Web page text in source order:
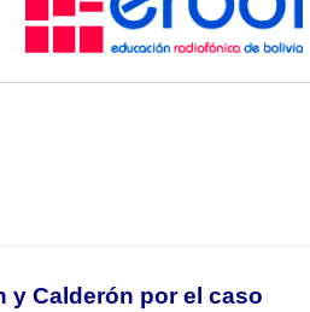
y Calderón por el caso